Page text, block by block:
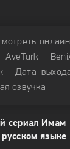
прошел
AveTurk |
| Дата
озвучка
сериал Имам
языке